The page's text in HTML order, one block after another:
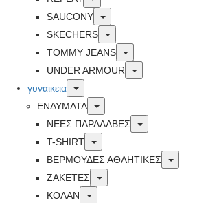
SAUCONY
Toggle
SKECHERS
Toggle
TOMMY JEANS
Toggle
UNDER ARMOUR
Toggle
γυναικεια
Toggle
ΕΝΔΥΜΑΤΑ
Toggle
ΝΕΕΣ ΠΑΡΑΛΑΒΕΣ
Toggle
T-SHIRT
Toggle
ΒΕΡΜΟΥΔΕΣ ΑΘΛΗΤΙΚΕΣ
Toggle
ΖΑΚΕΤΕΣ
Toggle
ΚΟΛΑΝ
Toggle